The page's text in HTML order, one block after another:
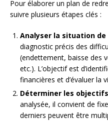
Pour élaborer un plan de
suivre plusieurs étapes clés :
Analyser la situation de
diagnostic précis des
(endettement, baisse des
etc.). L’objectif est
financières et d’évaluer la
Déterminer les
analysée, il convient de
derniers peuvent être